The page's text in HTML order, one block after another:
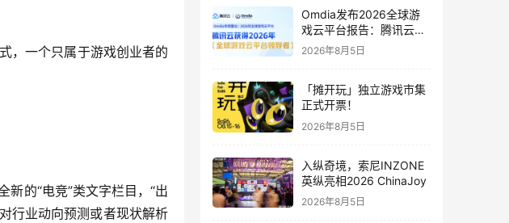
，一个只属于游戏创业者的
的“电竞”类文字栏目，“出
行业动向预测或者现状解析
Omdia发布2026全球游
戏云平台报告：腾讯云连
续两年入选“领导者”象限
2026年8月5日
「摊开玩」独立游戏市集
正式开票！
2026年8月5日
入纵奇境，索尼INZONE
英纵亮相2026 ChinaJoy
2026年8月5日